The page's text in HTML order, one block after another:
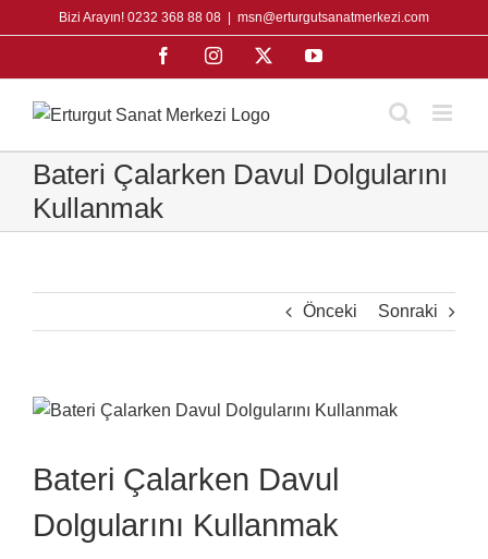
to
Bizi Arayın! 0232 368 88 08 msn@erturgutsanatmerkezi.com
FacebookInstagram YouTube
Bateri Çalarken Davul Dolgularını
Kullanmak
Önceki Sonraki
View
Bateri Çalarken Davul
Dolgularını Kullanmak